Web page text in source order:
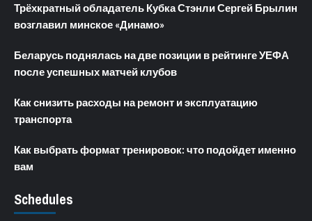
Трёхкратный обладатель Кубка Стэнли Сергей Брылин
возглавил минское «Динамо»
Беларусь поднялась на две позиции в рейтинге УЕФА
после успешных матчей клубов
Как снизить расходы на ремонт и эксплуатацию
транспорта
Как выбрать формат тренировок: что подойдет именно
вам
Schedules